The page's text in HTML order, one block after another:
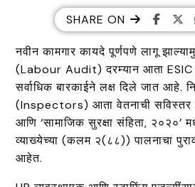
SHARE ON
नवीन कामगार कायदे पूर्णपणे लागू
(Labour Audit) दरम्यान आता ESIC
सर्वाधिक बारकाईने लक्ष दिले जात आहे.
(Inspectors) आता वेतनाची सविस्तर
आणि ‘सामाजिक सुरक्षा संहिता, २०२०’
व्याख्येच्या (कलम २(८८)) पालनाचा
आहेत.